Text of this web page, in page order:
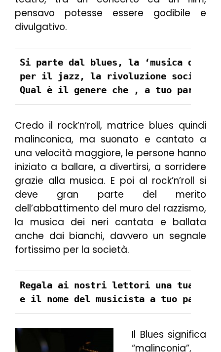
pensavo potesse essere godibile e
divulgativo.
Si parte dal blues, la ‘musica dal
per il jazz, la rivoluzione sociale
Qual è il genere che , a tuo
Credo il rock’n’roll, matrice blues quindi
malinconica, ma suonato e cantato a
una velocità maggiore, le persone hanno
iniziato a ballare, a divertirsi, a sorridere
grazie alla musica. E poi al rock’n’roll si
deve gran parte del merito
dell’abbattimento del muro del razzismo,
la musica dei neri cantata e ballata
anche dai bianchi, davvero un segnale
fortissimo per la società.
Regala ai nostri lettori una tua
e il nome del musicista a tuo parere
Il Blues significa
“malinconia”,